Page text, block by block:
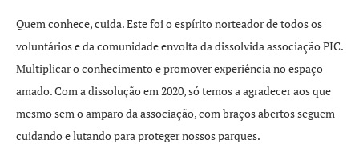
Quem conhece, cuida. Este foi o espírito norteador de todos os
voluntários e da comunidade envolta da dissolvida associação PIC.
Multiplicar o conhecimento e promover experiência no espaço
amado. Com a dissolução em 2020, só temos a agradecer aos que
mesmo sem o amparo da associação, com braços abertos seguem
cuidando e lutando para proteger nossos parques.